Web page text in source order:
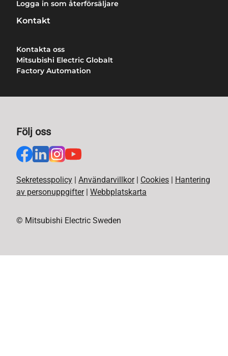
Logga in som återförsäljare
Kontakt
Kontakta oss
Mitsubishi Electric Globalt
Factory Automation
Följ oss
Sekretesspolicy Användarvillkor Cookies
Hantering
av personuppgifter
Webbplatskarta
© Mitsubishi Electric Sweden